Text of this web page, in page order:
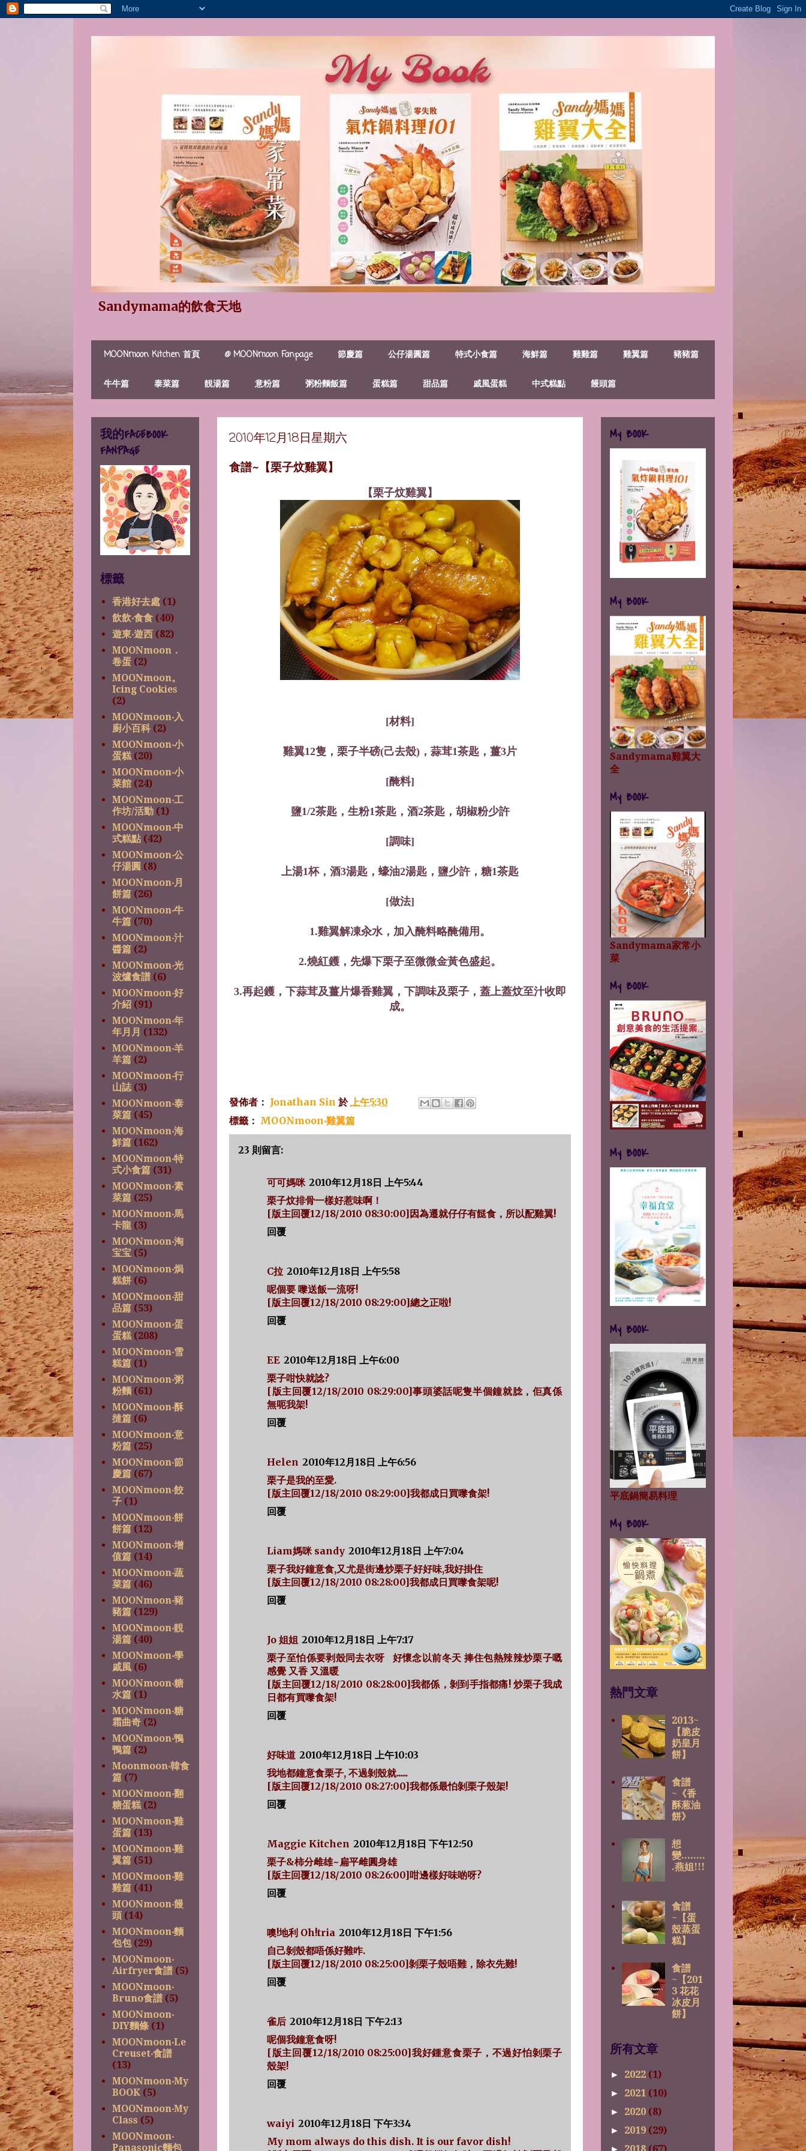
Sandymama的飲食天地
MOONmoon Kitchen 首頁 @ MOONmoon Fanpage 節慶篇 公仔湯圓篇 特式小食篇 海鮮篇 雞雞篇 雞翼篇 豬豬篇
牛牛篇 泰菜篇 靚湯篇 意粉篇 粥粉麵飯篇 蛋糕篇 甜品篇 戚風蛋糕 中式糕點 饅頭篇
2010年12月18日星期六
食譜~【栗子炆雞翼】
【栗子炆雞翼】
[材料]
雞翼12隻，栗子半磅(己去殼)，蒜茸1茶匙，薑3片
[醃料]
鹽1/2茶匙，生粉1茶匙，酒2茶匙，胡椒粉少許
[調味]
上湯1杯，酒3湯匙，蠔油2湯匙，鹽少許，糖1茶匙
[做法]
1.雞翼解凍汆水，加入醃料略醃備用。
2.燒紅鑊，先爆下栗子至微微金黃色盛起。
3.再起鑊，下蒜茸及薑片爆香雞翼，下調味及栗子，蓋上蓋炆至汁收即
成。
發佈者： Jonathan Sin 於上午5:30
標籤： MOONmoon‧雞翼篇
23 則留言:
可可媽咪 2010年12月18日 上午5:44
栗子炆排骨一樣好惹味啊！
[版主回覆12/18/2010 08:30:00]因為遷就仔仔有餸食，所以配雞翼!
回覆
C拉 2010年12月18日 上午5:58
呢個要 嚟送飯一流呀!
[版主回覆12/18/2010 08:29:00]總之正啦!
回覆
EE 2010年12月18日 上午6:00
栗子咁快就諗?
[版主回覆12/18/2010 08:29:00]事頭婆話呢隻半個鐘就腍，佢真係
無呃我架!
回覆
Helen 2010年12月18日 上午6:56
栗子是我的至愛.
[版主回覆12/18/2010 08:29:00]我都成日買嚟食架!
回覆
Liam媽咪 sandy 2010年12月18日 上午7:04
栗子我好鐘意食,又尤是街邊炒栗子好好味,我好掛住
[版主回覆12/18/2010 08:28:00]我都成日買嚟食架呢!
回覆
Jo 姐姐 2010年12月18日 上午7:17
栗子至怕係要剥殼同去衣呀 好懷念以前冬天 捧住包熱辣辣炒栗子嘅
感覺 又香 又溫暖
[版主回覆12/18/2010 08:28:00]我都係，剝到手指都痛! 炒栗子我成
日都有買嚟食架!
回覆
好味道 2010年12月18日 上午10:03
我地都鐘意食栗子, 不過剝殼就......
[版主回覆12/18/2010 08:27:00]我都係最怕剝栗子殼架!
回覆
Maggie Kitchen 2010年12月18日 下午12:50
栗子&柿分雌雄~扁平雌圓身雄
[版主回覆12/18/2010 08:26:00]咁邊樣好味啲呀?
回覆
噢!地利 Oh!tria 2010年12月18日 下午1:56
自己剝殼都唔係好難咋.
[版主回覆12/18/2010 08:25:00]剝栗子殼唔難，除衣先難!
回覆
雀后 2010年12月18日 下午2:13
呢個我鐘意食呀!
[版主回覆12/18/2010 08:25:00]我好鍾意食栗子，不過好怕剝栗子
殼架!
回覆
waiyi 2010年12月18日 下午3:34
My mom always do this dish. It is our favor dish!
我的FACEBOOK
FANPAGE
標籤
香港好去處 (1)
飲飲‧食食 (40)
遊東‧遊西 (82)
MOONmoon．
卷蛋 (2)
MOONmoon。
Icing Cookies
(2)
MOONmoon‧入
廚小百科 (2)
MOONmoon‧小
蛋糕 (20)
MOONmoon‧小
菜館 (24)
MOONmoon‧工
作坊/活動 (1)
MOONmoon‧中
式糕點 (42)
MOONmoon‧公
仔湯圓 (8)
MOONmoon‧月
餅篇 (26)
MOONmoon‧牛
牛篇 (70)
MOONmoon‧汁
醬篇 (2)
MOONmoon‧光
波爐食譜 (6)
MOONmoon‧好
介紹 (91)
MOONmoon‧年
年月月 (132)
MOONmoon‧羊
羊篇 (2)
MOONmoon‧行
山誌 (3)
MOONmoon‧泰
菜篇 (45)
MOONmoon‧海
鮮篇 (162)
MOONmoon‧特
式小食篇 (31)
MOONmoon‧素
菜篇 (25)
MOONmoon‧馬
卡龍 (3)
MOONmoon‧淘
宝宝 (5)
MOONmoon‧焗
糕餅 (6)
MOONmoon‧甜
品篇 (53)
MOONmoon‧蛋
蛋糕 (208)
MOONmoon‧雪
糕篇 (1)
MOONmoon‧粥
粉麵 (61)
MOONmoon‧酥
撻篇 (6)
MOONmoon‧意
粉篇 (25)
MOONmoon‧節
慶篇 (67)
MOONmoon‧餃
子 (1)
MOONmoon‧餅
餅篇 (12)
MOONmoon‧增
值篇 (14)
MOONmoon‧蔬
菜篇 (46)
MOONmoon‧豬
豬篇 (129)
MOONmoon‧靚
湯篇 (40)
MOONmoon‧學
戚風 (6)
MOONmoon‧糖
水篇 (1)
MOONmoon‧糖
霜曲奇 (2)
MOONmoon‧鴨
鴨篇 (2)
Moonmoon‧韓食
篇 (7)
MOONmoon‧翻
糖蛋糕 (2)
MOONmoon‧雞
蛋篇 (13)
MOONmoon‧雞
翼篇 (51)
MOONmoon‧雞
雞篇 (41)
MOONmoon‧饅
頭 (14)
MOONmoon‧麵
包包 (29)
MOONmoon‧
Airfryer食譜 (5)
MOONmoon‧
Bruno食譜 (5)
MOONmoon‧
DIY麵條 (1)
MOONmoon‧Le
Creuset‧食譜
(13)
MOONmoon‧My
BOOK (5)
MOONmoon‧My
Class (5)
MOONmoon‧
Panasonic麵包
My BOOK
My BOOK
Sandymama雞翼大
全
My BOOK
Sandymama家常小
菜
My BOOK
My BOOK
My BOOK
平底鍋簡易料理
My BOOK
熱門文章
2013~
【脆皮
奶皇月
餅】
食譜
~《香
酥葱油
餅》
想
變........
.燕姐!!!
食譜
~【蛋
殼蒸蛋
糕】
食譜
~【201
3 花花
冰皮月
餅】
所有文章
► 2022 (1)
► 2021 (10)
► 2020 (8)
► 2019 (29)